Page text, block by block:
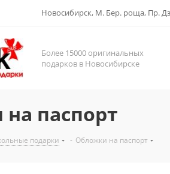
Новосибирск, М. Бер. роща, Пр.
Более 15000 оригинальных
подарков в Новосибирске
паспорт
подарки - Обложки на паспорт